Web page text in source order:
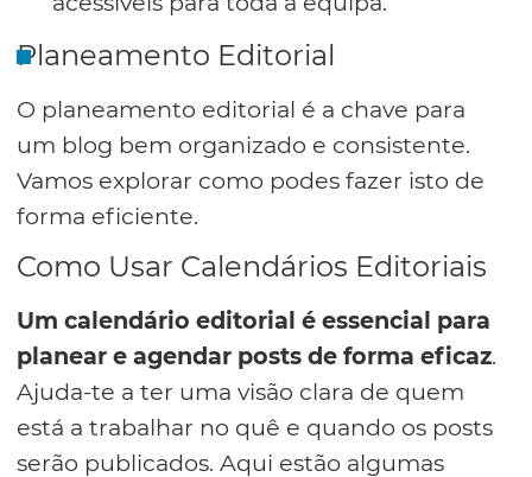
Planeamento Editorial
O planeamento editorial é a chave para
um blog bem organizado e consistente.
Vamos explorar como podes fazer isto de
forma eficiente.
Como Usar Calendários Editoriais
Um calendário editorial é essencial para
planear e agendar posts de forma eficaz.
Ajuda-te a ter uma visão clara de quem
está a trabalhar no quê e quando os posts
serão publicados. Aqui estão algumas